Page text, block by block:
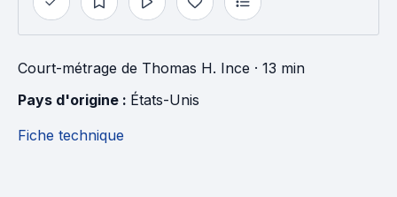
Court-métrage de Thomas H. Ince · 13 min
Pays d'origine : États-Unis
Fiche technique